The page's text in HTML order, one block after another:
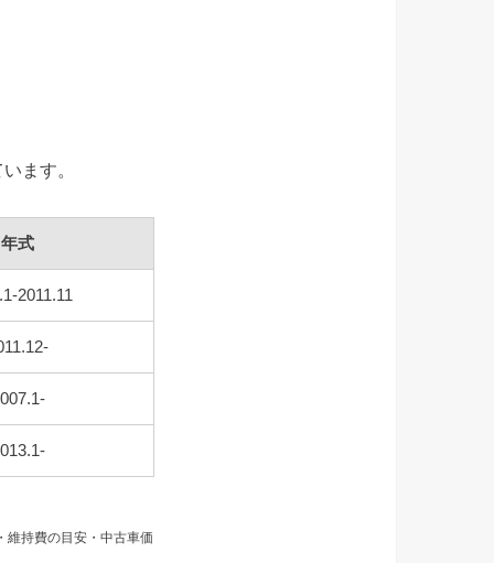
ます。
年式
2011.11
維持費の目安・中古車価